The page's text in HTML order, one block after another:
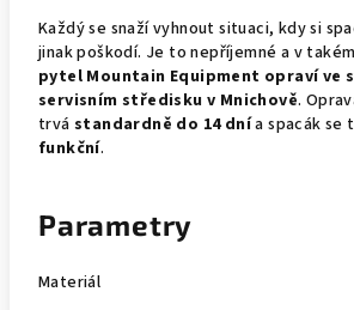
Každý se snaží vyhnout situaci, kdy si
jinak poškodí. Je to nepříjemné a v
pytel Mountain Equipment opraví ve
servisním středisku v Mnichově.
trvá standardně do 14 dnía spacák se
funkční.
Parametry
Materiál